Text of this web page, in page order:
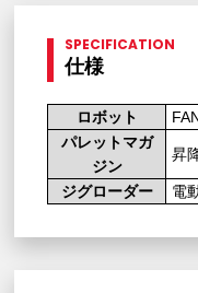
SPECIFICATION
仕様
ロボット
パレットマガ
ジン
昇
ジグローダー 電